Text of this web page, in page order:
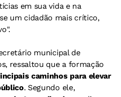
em sua vida e na
um cidadão mais crítico,
municipal de
ressaltou que a formação
caminhos para elevar
. Segundo ele,